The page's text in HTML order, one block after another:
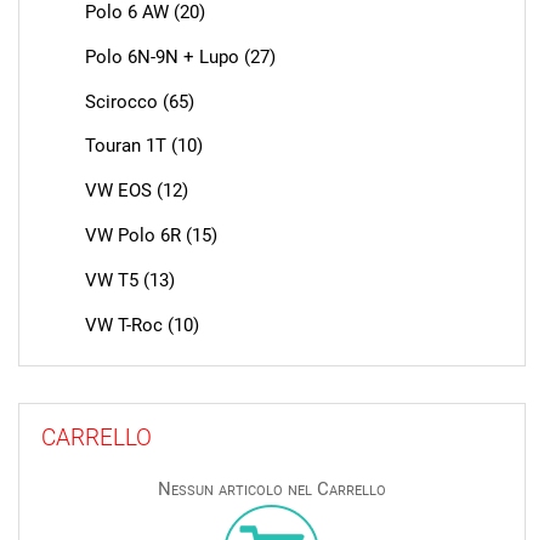
Polo 6 AW (20)
Polo 6N-9N + Lupo (27)
Scirocco (65)
Touran 1T (10)
VW EOS (12)
VW Polo 6R (15)
VW T5 (13)
VW T-Roc (10)
CARRELLO
Nessun articolo nel Carrello